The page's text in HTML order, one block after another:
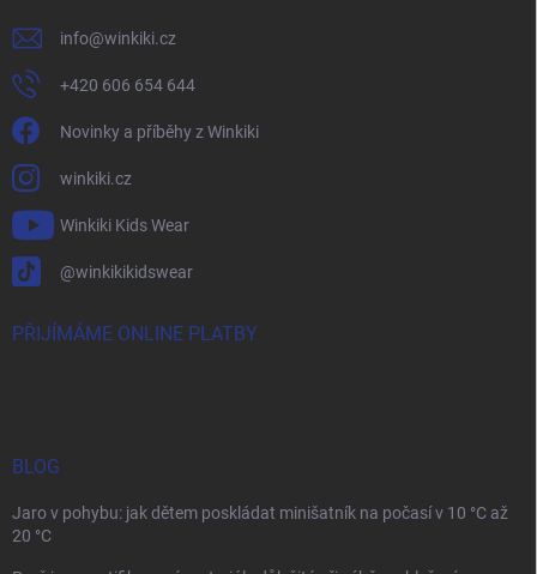
info@winkiki.cz
+420 606 654 644
Novinky a příběhy z Winkiki
winkiki.cz
Winkiki Kids Wear
@winkikikidswear
PŘIJÍMÁME ONLINE PLATBY
BLOG
Jaro v pohybu: jak dětem poskládat minišatník na počasí v 10 °C až
20 °C